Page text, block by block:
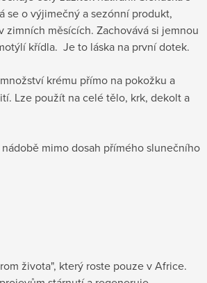
se o výjimečný a sezónní produkt,
měsících. Zachovává si jemnou
křídla. Je to láska na první dotek.
krému přímo na pokožku a
Lze použít na celé tělo, krk, dekolt a
mimo dosah přímého slunečního
života", který roste pouze v Africe.